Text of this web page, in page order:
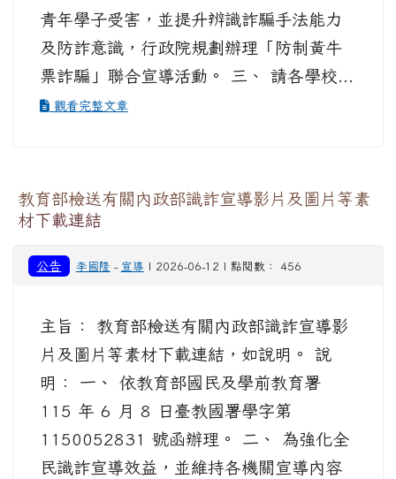
青年學子受害，並提升辨識詐騙手法能力
及防詐意識，行政院規劃辦理「防制黃牛
票詐騙」聯合宣導活動。 三、 請各學校...
觀看完整文章
教育部檢送有關內政部識詐宣導影片及圖片等素
材下載連結
公告 李國隆 - 宣導 | 2026-06-12 | 點閱數： 456
主旨： 教育部檢送有關內政部識詐宣導影
片及圖片等素材下載連結，如說明。 說
明： 一、 依教育部國民及學前教育署
115 年 6 月 8 日臺教國署學字第
1150052831 號函辦理。 二、 為強化全
民識詐宣導效益，並維持各機關宣導內容